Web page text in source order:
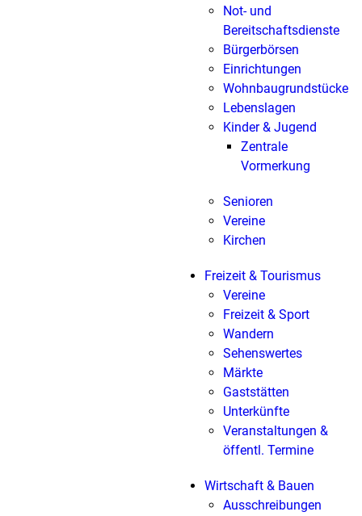
Not- und
Bereitschaftsdienste
Bürgerbörsen
Einrichtungen
Wohnbaugrundstücke
Lebenslagen
Kinder & Jugend
Zentrale
Vormerkung
Senioren
Vereine
Kirchen
Freizeit & Tourismus
Vereine
Freizeit & Sport
Wandern
Sehenswertes
Märkte
Gaststätten
Unterkünfte
Veranstaltungen &
öffentl. Termine
Wirtschaft & Bauen
Ausschreibungen